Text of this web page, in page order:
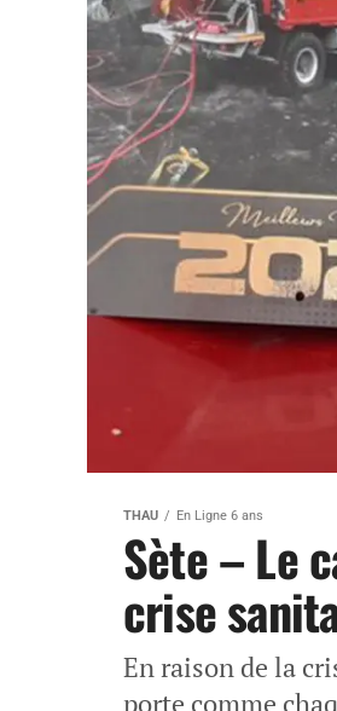
THAU En Ligne 6 ans
Sète – Le
crise
En raison de la
porte comme